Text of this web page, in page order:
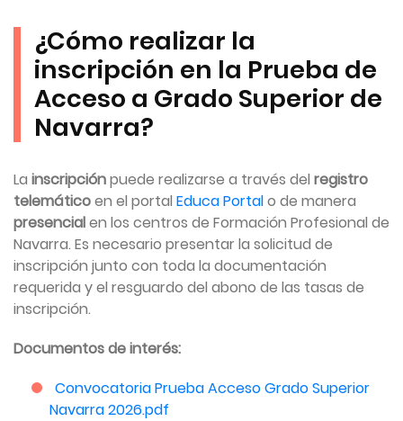
¿Cómo realizar la
inscripción en la Prueba de
Acceso a Grado Superior de
Navarra?
La inscripciónpuede realizarse a través del registro
telemáticoen el portal Educa Portalo de manera
presencialen los centros de Formación Profesional de
Navarra. Es necesario presentar la solicitud de
inscripción junto con toda la documentación
requerida y el resguardo del abono de las tasas de
inscripción.
Documentos de interés:
Convocatoria Prueba Acceso Grado Superior
Navarra 2026.pdf